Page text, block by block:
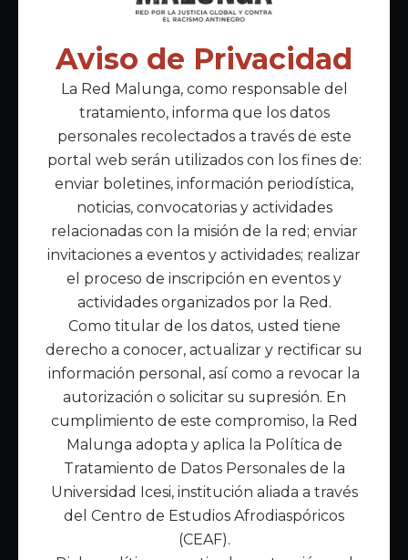
Acepto lapolítica de privacidad
Enlaces Principales
Inicio
Acerca de Malunga
Nuestra misión
Quiénes somos
Enlaces de interés
Publicaciones
Noticias
Contáctanos
Política de Tratamiento de Datos
Aviso de Privacidad
La Red Malunga, como responsable del
tratamiento, informa que los datos
personales recolectados a través de este
portal web serán utilizados con los fines de:
enviar boletines, información periodística,
noticias, convocatorias y actividades
relacionadas con la misión de la red; enviar
invitaciones a eventos y actividades; realizar
el proceso de inscripción en eventos y
actividades organizados por la Red.
Como titular de los datos, usted tiene
derecho a conocer, actualizar y rectificar su
información personal, así como a revocar la
autorización o solicitar su supresión. En
cumplimiento de este compromiso, la Red
Malunga adopta y aplica la Política de
Tratamiento de Datos Personales de la
Universidad Icesi, institución aliada a través
del Centro de Estudios Afrodiaspóricos
(CEAF).